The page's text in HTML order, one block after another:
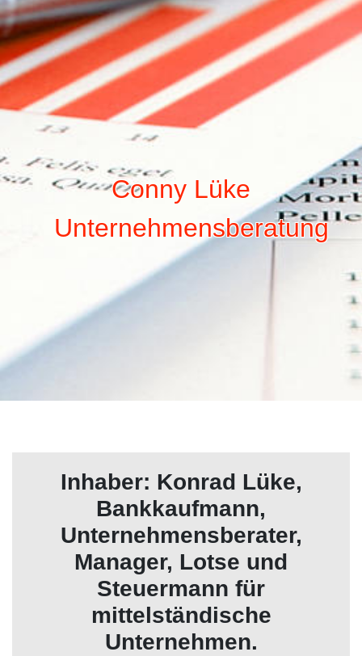
Conny Lüke
Unternehmensberatung
Inhaber: Konrad Lüke,
Bankkaufmann,
Unternehmensberater,
Manager, Lotse und
Steuermann für
mittelständische
Unternehmen.